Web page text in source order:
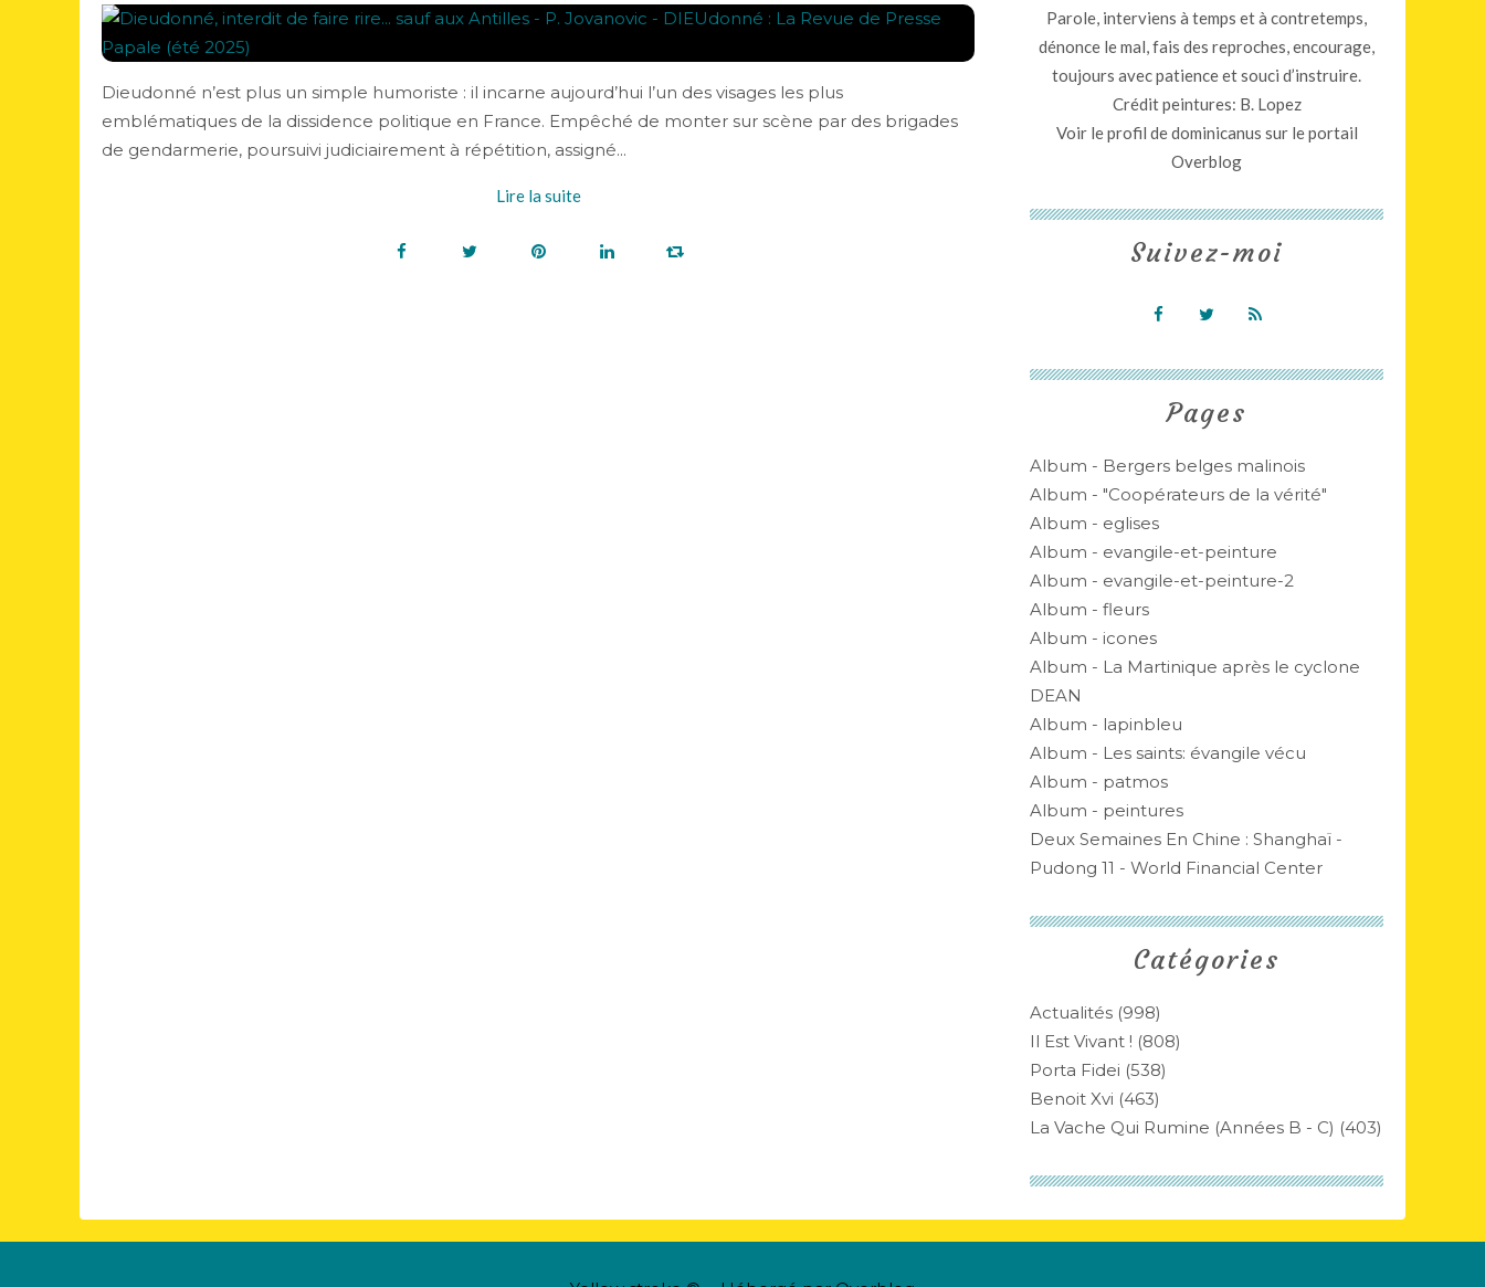
Dieudonné n’est plus un simple humoriste : il incarne aujourd’hui l’un des visages les plus
emblématiques de la dissidence politique en France. Empêché de monter sur scène par des brigades
de gendarmerie, poursuivi judiciairement à répétition, assigné...
Lire la suite
Catégories
Actualités (998)
Il Est Vivant ! (808)
Porta Fidei (538)
Benoit Xvi (463)
La Vache Qui Rumine (années B - C) (403)
Pages
Album - Bergers belges malinois
Album - "Coopérateurs de la vérité"
Album - eglises
Album - evangile-et-peinture
Album - evangile-et-peinture-2
Album - fleurs
Album - icones
Album - La Martinique après le cyclone
DEAN
Album - lapinbleu
Album - Les saints: évangile vécu
Album - patmos
Album - peintures
Deux Semaines En Chine : Shanghaï -
Pudong 11 - World Financial Center
Parole, interviens à temps et à contretemps,
dénonce le mal, fais des reproches, encourage,
toujours avec patience et souci d’instruire.
Crédit peintures: B. Lopez
Voir le profil dedominicanus sur le portail
Overblog
Suivez-moi